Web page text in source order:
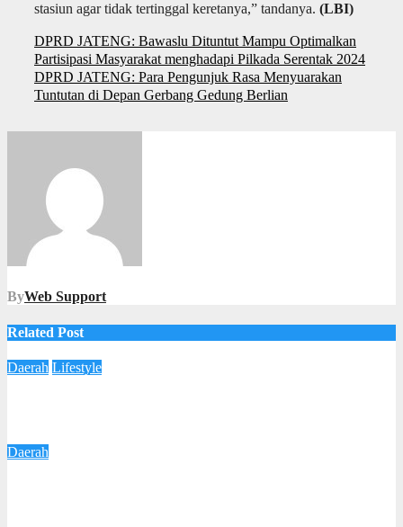
stasiun agar tidak tertinggal keretanya,” tandanya. (LBI)
Navigasi
pos
DPRD JATENG: Bawaslu Dituntut Mampu Optimalkan
Partisipasi Masyarakat menghadapi Pilkada Serentak 2024
DPRD JATENG: Para Pengunjuk Rasa Menyuarakan
Tuntutan di Depan Gerbang Gedung Berlian
ByWeb Support
Related Post
Daerah Lifestyle
Daerah